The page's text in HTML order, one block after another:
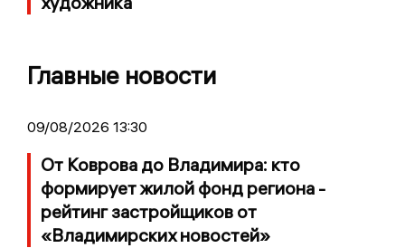
Главные новости
09/08/2026 13:30
От Коврова до Владимира: кто
формирует жилой фонд региона -
рейтинг застройщиков от
«Владимирских новостей»